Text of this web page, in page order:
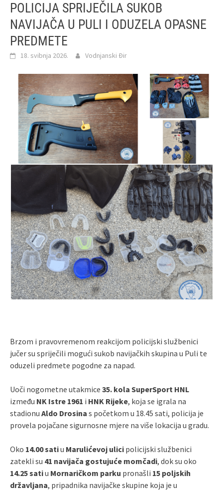
POLICIJA SPRIJEČILA SUKOB
NAVIJAČA U PULI I ODUZELA OPASNE
PREDMETE
18. svibnja 2026. Vodnjanski Đir
Brzom i pravovremenom reakcijom policijski službenici
jučer su spriječili mogući sukob navijačkih skupina u Puli te
oduzeli predmete pogodne za napad.
Uoči nogometne utakmice 35. kola SuperSport HNL
između NK Istre 1961 i HNK Rijeke, koja se igrala na
stadionu Aldo Drosina s početkom u 18.45 sati, policija je
provela pojačane sigurnosne mjere na više lokacija u gradu.
Oko 14.00 satiu Marulićevoj ulici policijski službenici
zatekli su 41 navijača gostujuće momčadi, dok su oko
14.25 satiu Mornaričkom parku pronašli 15 poljskih
državljana, pripadnika navijačke skupine koja je u